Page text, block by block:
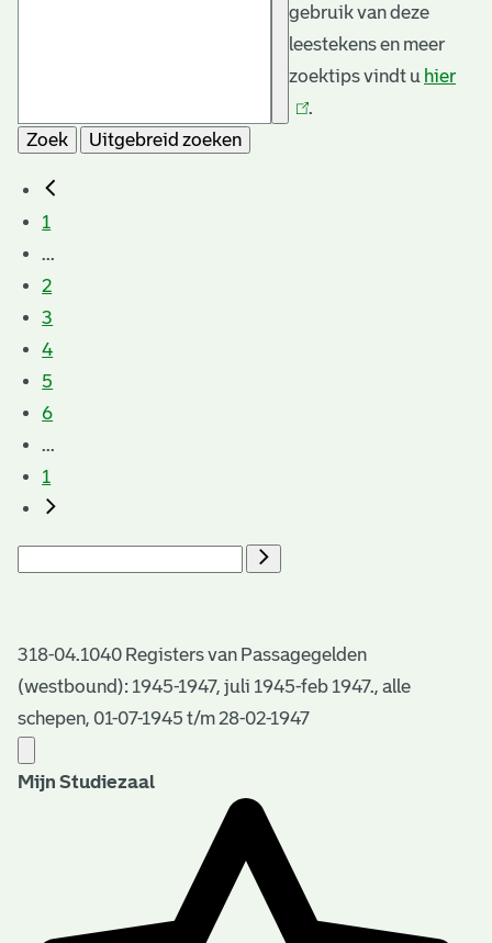
gebruik van deze
leestekens en meer
zoektips vindt u hier
.
Zoek
Uitgebreid zoeken
1
...
2
3
4
5
6
...
1
318-04.1040 Registers van Passagegelden
(westbound): 1945-1947, juli 1945-feb 1947., alle
schepen, 01-07-1945 t/m 28-02-1947
Mijn Studiezaal